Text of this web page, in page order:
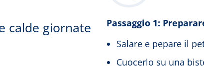
calde giornate
Passaggio 1:
Salare e pepare il
Cuocerlo su una